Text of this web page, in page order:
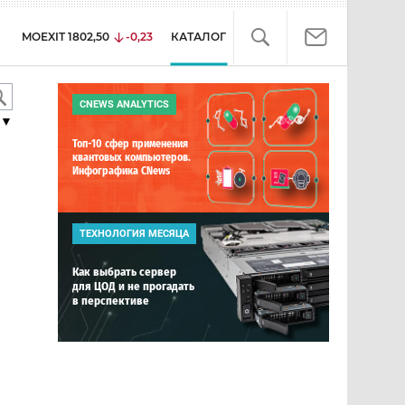
MOEXIT 1802,50 -0,23 КАТАЛОГ
CNEWS ANALYTICS
Топ-10 сфер применения
квантовых компьютеров.
Инфографика CNews
ТЕХНОЛОГИЯ МЕСЯЦА
Как выбрать сервер
для ЦОД и не прогадать
в перспективе